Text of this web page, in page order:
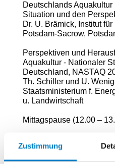
Zustimmung
Deutschlands
Situation und den
Dr. U. Brämick, Institut
Potsdam-Sacrow,
Perspektiven und
Aquakultur - Nationaler
Deutschland, NASTAQ
Th. Schiller und U.
Staatsministerium f.
u. Landwirtschaft
Mittagspause (12.00 –
Forellenbrut in einer
(Teil)Kreislaufanlage